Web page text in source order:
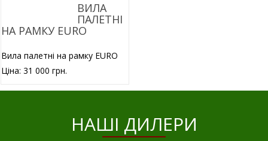
ВИЛА
ПАЛЕТНІ
НА РАМКУ EURO
Вила палетні на рамку EURO
Ціна: 31 000 грн.
HАШІ ДИЛЕРИ